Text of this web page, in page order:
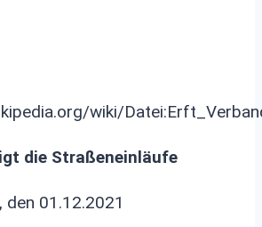
wiki/
die Straßeneinläufe
den 01.12.2021